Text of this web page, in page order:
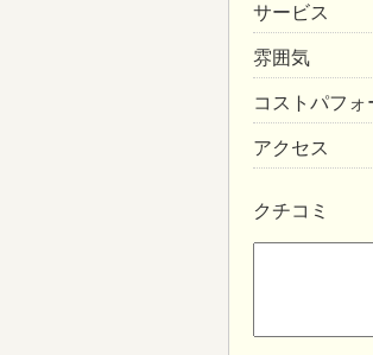
サービス
雰囲気
コストパフォ
アクセス
クチコミ